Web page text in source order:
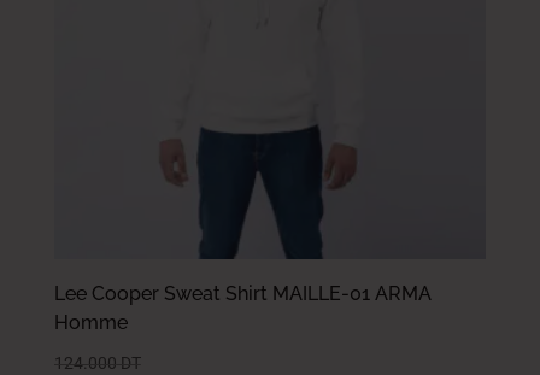
Lee Cooper Sweat Shirt MAILLE-01 ARMA
Homme
124.000 DT